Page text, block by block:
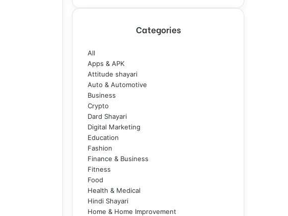
Categories
All
Apps & APK
Attitude shayari
Auto & Automotive
Business
Crypto
Dard Shayari
Digital Marketing
Education
Fashion
Finance & Business
Fitness
Food
Health & Medical
Hindi Shayari
Home & Home Improvement